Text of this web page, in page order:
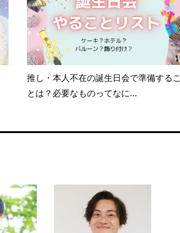
推し・本人不在の誕生日会で準備するこ
とは？必要なものってなに...